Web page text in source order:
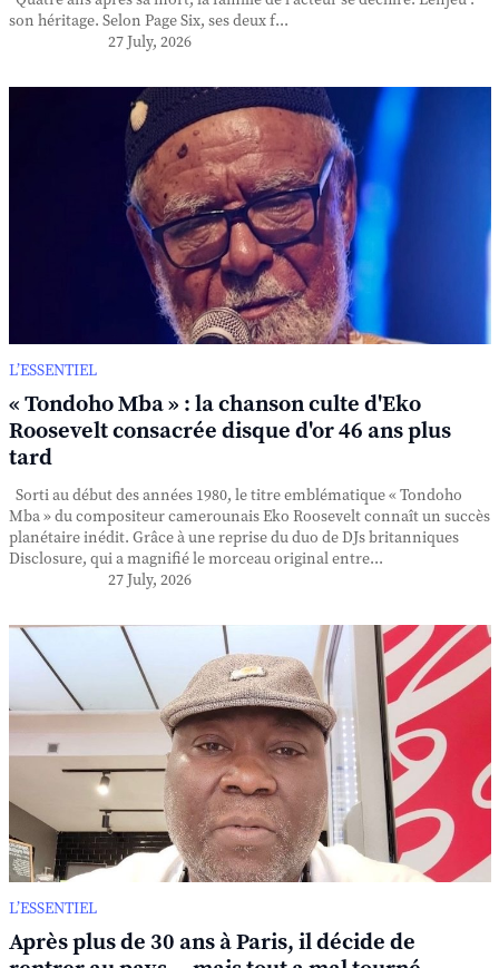
son héritage. Selon Page Six, ses deux f...
27 July, 2026
L’ESSENTIEL
« Tondoho Mba » : la chanson culte d'Eko
Roosevelt consacrée disque d'or 46 ans plus
tard
Sorti au début des années 1980, le titre emblématique « Tondoho
Mba » du compositeur camerounais Eko Roosevelt connaît un succès
planétaire inédit. Grâce à une reprise du duo de DJs britanniques
Disclosure, qui a magnifié le morceau original entre...
27 July, 2026
L’ESSENTIEL
Après plus de 30 ans à Paris, il décide de